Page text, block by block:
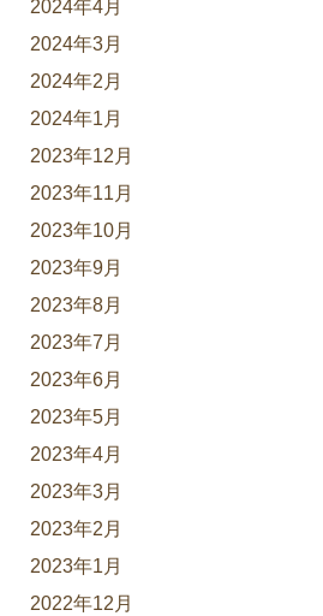
2024年4月
2024年3月
2024年2月
2024年1月
2023年12月
2023年11月
2023年10月
2023年9月
2023年8月
2023年7月
2023年6月
2023年5月
2023年4月
2023年3月
2023年2月
2023年1月
2022年12月